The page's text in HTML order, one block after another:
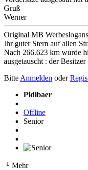
Gruß
Werner
Original MB
Ihr guter Stern auf allen
Nach 266.623 km wurde
ausgetauscht : der
Bitte Anmelden oder
Pidibaer
Offline
Senior
Mehr